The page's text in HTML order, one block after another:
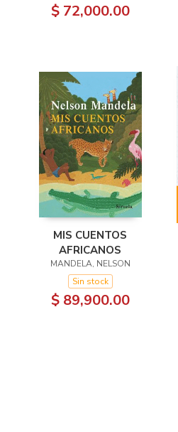
$ 72,000.00
MIS CUENTOS
AFRICANOS
MANDELA, NELSON
Sin stock
$ 89,900.00